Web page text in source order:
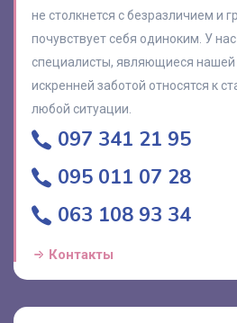
не столкнется с безразличием и
почувствует себя одиноким. У
специалисты, являющиеся нашей
искренней заботой относятся к
любой ситуации.
097 341 21 95
095 011 07 28
063 108 93 34
Контакты